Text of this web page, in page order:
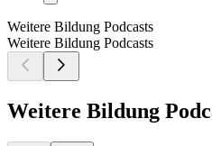
Weitere Bildung Podcasts
Weitere Bildung Podcasts
Weitere Bildung